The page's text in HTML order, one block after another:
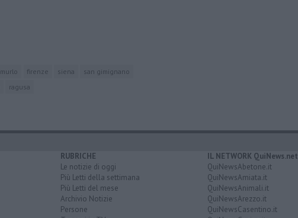
murlo firenze siena
san gimignano
ragusa
RUBRICHE
Le notizie di oggi
Più Letti della settimana
Più Letti del mese
Archivio Notizie
Persone
IL NETWORK QuiNews.net
QuiNewsAbetone.it
QuiNewsAmiata.it
QuiNewsAnimali.it
QuiNewsArezzo.it
QuiNewsCasentino.it